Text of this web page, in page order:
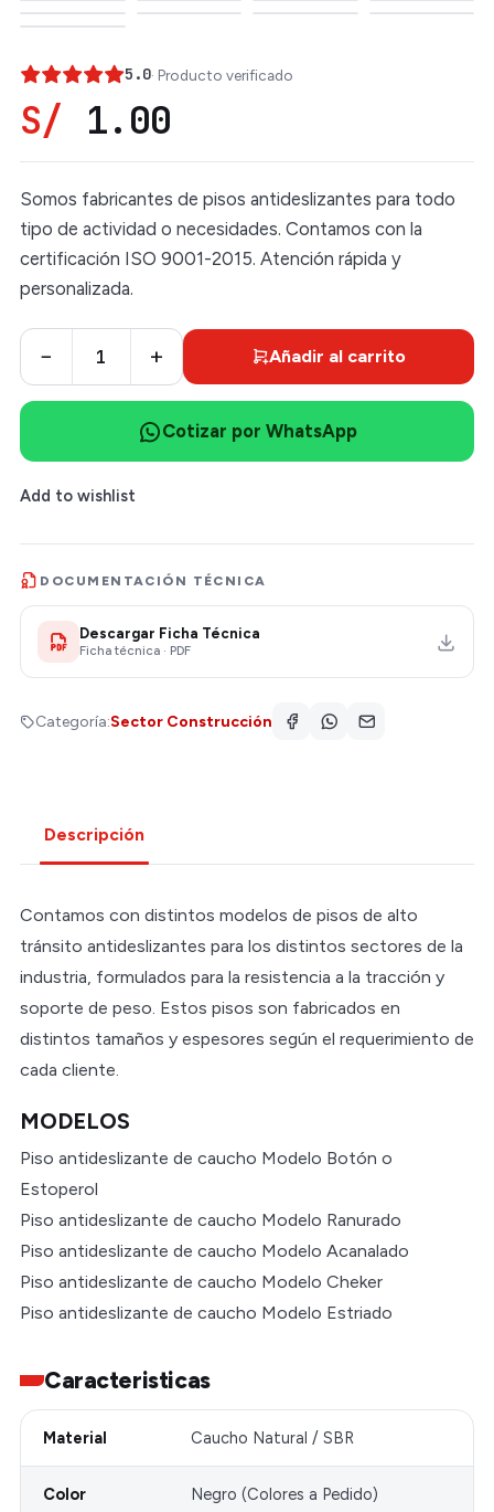
5.0· Producto verificado
S/ 1.00
Somos fabricantes de pisos antideslizantes para todo
tipo de actividad o necesidades. Contamos con la
certificación ISO 9001-2015. Atención rápida y
personalizada.
− + Añadir al carrito
Cotizar por WhatsApp
Add to wishlist
DOCUMENTACIÓN TÉCNICA
Descargar Ficha Técnica
Ficha técnica · PDF
Categoría:Sector Construcción
Descripción
Contamos con distintos modelos de pisos de alto
tránsito antideslizantes para los distintos sectores de la
industria, formulados para la resistencia a la tracción y
soporte de peso. Estos pisos son fabricados en
distintos tamaños y espesores según el requerimiento de
cada cliente.
MODELOS
Piso antideslizante de caucho Modelo Botón o
Estoperol
Piso antideslizante de caucho Modelo Ranurado
Piso antideslizante de caucho Modelo Acanalado
Piso antideslizante de caucho Modelo Cheker
Piso antideslizante de caucho Modelo Estriado
Caracteristicas
Material Caucho Natural / SBR
Color Negro (Colores a Pedido)